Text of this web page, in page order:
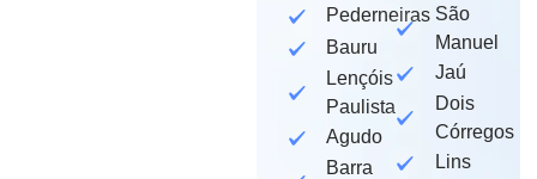
Pederneiras
Bauru
Lençóis
Paulista
Agudo
Barra
São
Manuel
Jaú
Dois
Córregos
Lins